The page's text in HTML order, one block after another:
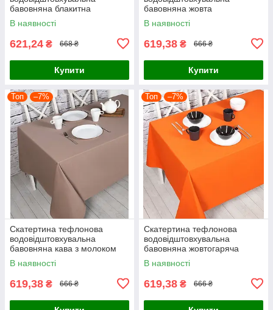
бавовняна блакитна
В наявності
621,24 ₴ 668 ₴
Купити
бавовняна жовта
В наявності
619,38 ₴ 666 ₴
Купити
Топ –7%
Скатертина тефлонова
водовідштовхувальна
бавовняна кава з молоком
В наявності
619,38 ₴ 666 ₴
Топ –7%
Скатертина тефлонова
водовідштовхувальна
бавовняна жовтогаряча
В наявності
619,38 ₴ 666 ₴